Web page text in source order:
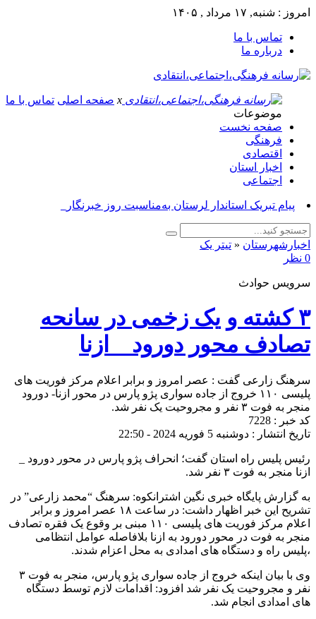
امروز : شنبه, ۱۷ مرداد , ۱۴۰۵
تماس با ما
درباره ما
x صفحه اصلی تماس با ما
موضوعات
صفحه نخست
فرهنگی
اقتصادی
اخبار استان
اجتماعی
پی_
اخبارشهرستان « تیتر یک
0 نظر
سرویس حوادث
۳ کشته و یک زخمی در سانحه
تصادف محور دورود _ ازنا
سرهنگ زارعی گفت : عصر امروز و برابر اعلام مرکز فوریت های
پلیسی ۱۱۰ خروج از جاده سواری پژو پارس در محور ازنا- دورود
منجر به فوت ۳ نفر و مجروحیت یک نفر شد.
کد خبر : 7228
تاریخ انتشار : دوشنبه 5 فوریه 2024 - 22:50
رئیس پلیس راه استان گفت؛ انحراف پژو پارس در محور دورود _
ازنا منجر به فوت ۳ نفر شد.
به گزارش پایگاه خبری نگین اشترانکوه: سرهنگ “محمد زارعی” در
تشریح این خبر اظهار داشت: در ساعت ۱۸ عصر امروز و برابر
اعلام مرکز فوریت های پلیسی ۱۱۰ مبنی بر وقوع یک فقره تصادف
منجر به فوت در محور دورود به ازنا بلافاصله عوامل انتظامی
،پلیس راه و دستگاه های امدادی به محل اعزام شدند.
وی با بیان اینکه خروج از جاده سواری پژو پارس، منجر به فوت ۳
نفر و مجروحیت یک نفر شد افزود: اقدامات لازم توسط دستگاه
های امدادی انجام شد‌.